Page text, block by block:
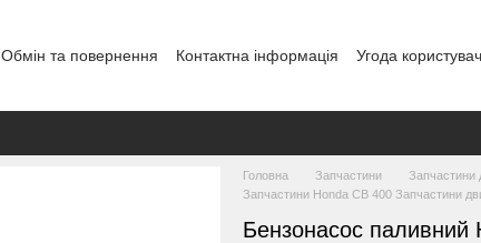
Обмін та повернення Контактна інформація
Угода
Головна Запчастини Запчастини
Запчастини Honda CB 400 Запчастини
Бензонасос паливний